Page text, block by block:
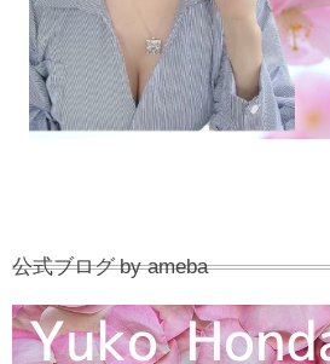
公式ブログ by ameba